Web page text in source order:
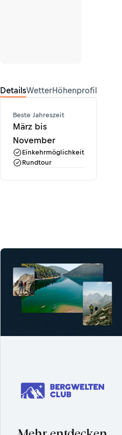
DetailsWetterHöhenprofil
Beste Jahreszeit
März bis
November
Einkehrmöglichkeit
Rundtour